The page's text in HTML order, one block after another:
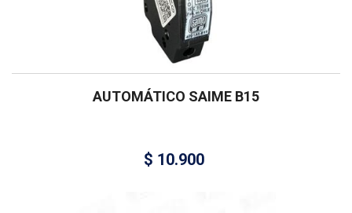
AUTOMÁTICO SAIME B15
$ 10.900